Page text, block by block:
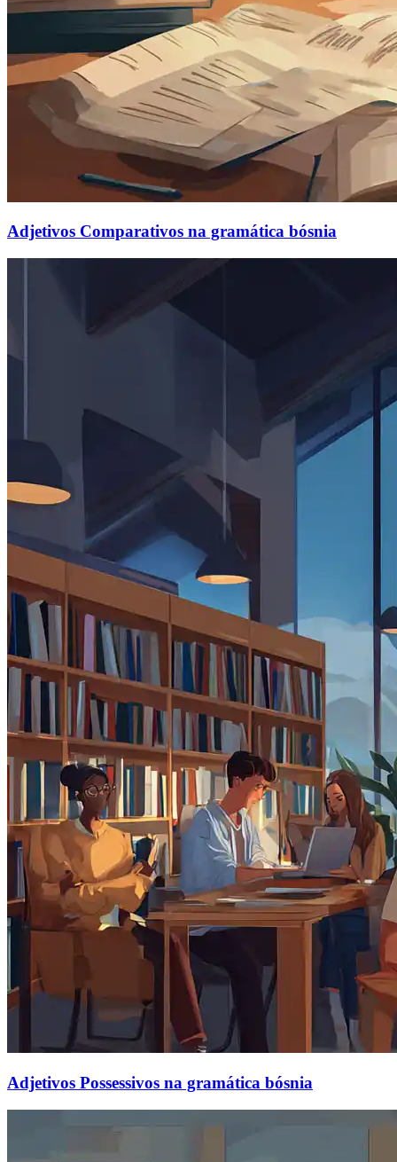
Adjetivos Comparativos na gramática bósnia
Adjetivos Possessivos na gramática bósnia